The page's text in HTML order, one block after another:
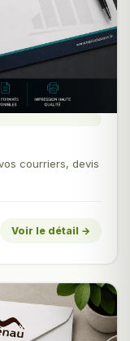
courriers, devis
Voir le détail →